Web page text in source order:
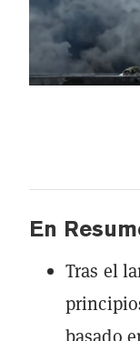
En
Tras el
basado